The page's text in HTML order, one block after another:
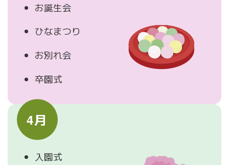
お誕生会
ひなまつり
お別れ会
卒園式
4月
入園式